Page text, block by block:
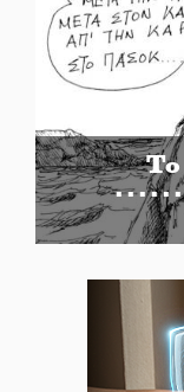
Το